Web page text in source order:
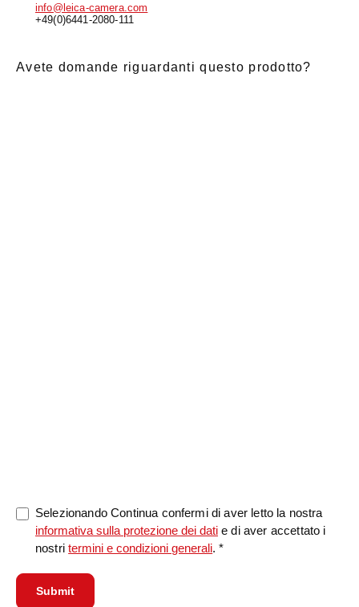
info@leica-camera.com
+49(0)6441-2080-111
Avete domande riguardanti questo prodotto?
Selezionando Continua confermi di aver letto la nostra
informativa sulla protezione dei dati e di aver accettato i
nostritermini e condizioni generali. *
Submit